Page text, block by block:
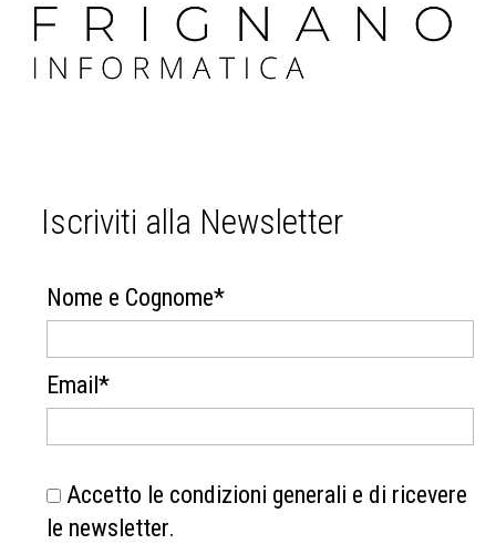
Iscriviti alla Newsletter
Nome e Cognome*
Email*
Accetto le condizioni generali e di ricevere
le newsletter.